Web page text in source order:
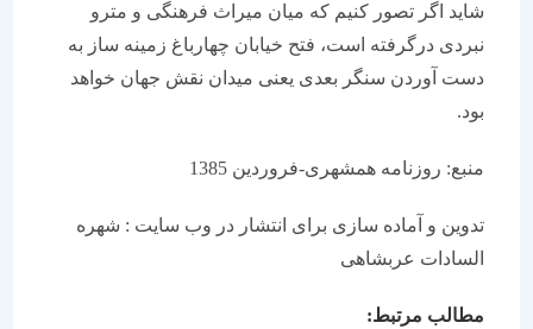
شاید اگر تصور کنیم که میان میراث فرهنگی و مترو
نبردی درگرفته است، فتح خیابان چهارباغ زمینه ساز به
دست آوردن سنگر بعدی یعنی میدان نقش جهان خواهد
منبع: روزنامه همشهری-فروردین 1385
تدوین و آماده سازی برای انتشار در وب سایت : شهره
السادات عربشاهی
مطالب مرتبط: